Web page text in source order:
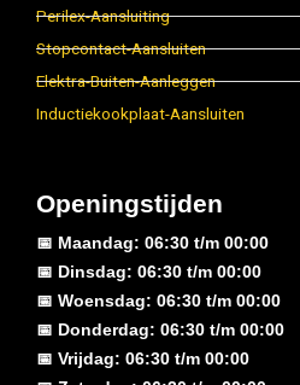
Perilex-Aansluiting
Stopcontact-Aansluiten
Elektra-Buiten-Aanleggen
Inductiekookplaat-Aansluiten
Openingstijden
📅 Maandag: 06:30 t/m 00:00
📅 Dinsdag: 06:30 t/m 00:00
📅 Woensdag: 06:30 t/m 00:00
📅 Donderdag: 06:30 t/m 00:00
📅 Vrijdag: 06:30 t/m 00:00